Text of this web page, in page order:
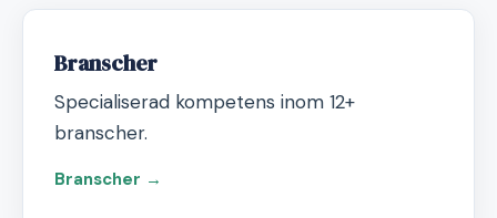
Branscher
Specialiserad kompetens inom 12+
branscher.
Branscher →